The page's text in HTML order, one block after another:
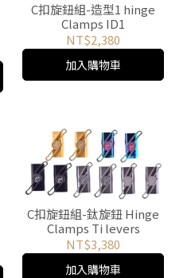
C扣旋鈕組-造型1 hinge
Clamps ID1
NT$2,380
加入購物車
C扣旋鈕組-鈦旋鈕 Hinge
Clamps Ti levers
NT$3,380
加入購物車